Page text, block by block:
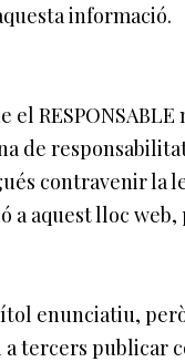
informació.
de
contravenir la
aquest lloc
enunciatiu,
tercers publicar